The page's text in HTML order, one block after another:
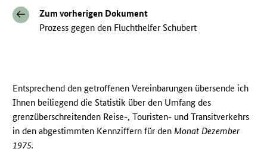
Zum vorherigen Dokument
Prozess gegen den Fluchthelfer Schubert
Entsprechend den getroffenen Vereinbarungen übersende ich
Ihnen beiliegend die Statistik über den Umfang des
grenzüberschreitenden Reise-, Touristen- und Transitverkehrs
in den abgestimmten Kennziffern für denMonat Dezember
1975.